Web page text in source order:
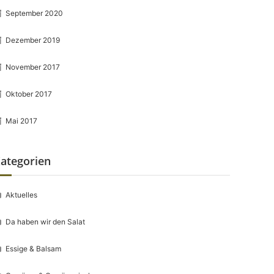
September 2020
Dezember 2019
November 2017
Oktober 2017
Mai 2017
Aktuelles
Da haben wir den Salat
Essige & Balsam